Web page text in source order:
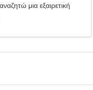
μια εξαιρετική